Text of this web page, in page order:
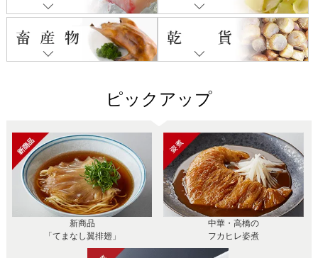
ピックアップ
新商品
「てまなし翼排翅」
中華・高橋の
フカヒレ姿煮